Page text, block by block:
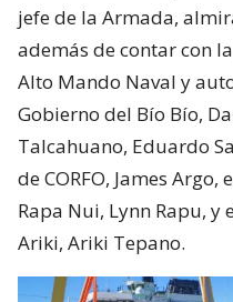
jefe de la Armada,
además de contar con
Alto Mando Naval y
Gobierno del Bío Bío,
Talcahuano, Eduardo
de CORFO, James
Rapa Nui, Lynn Rapu, y
Ariki, Ariki Tepano.